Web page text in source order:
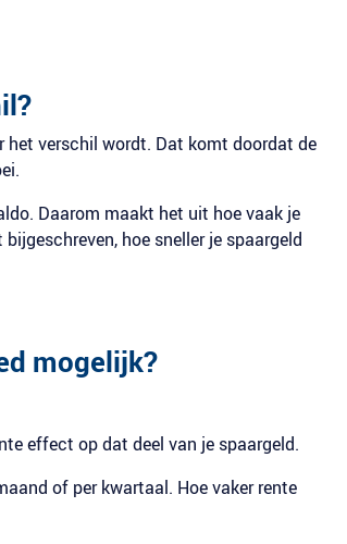
het verschil wordt. Dat komt doordat de
Daarom maakt het uit hoe vaak je
hoe sneller je spaargeld
mogelijk?
effect op dat deel van je spaargeld.
of per kwartaal. Hoe vaker rente